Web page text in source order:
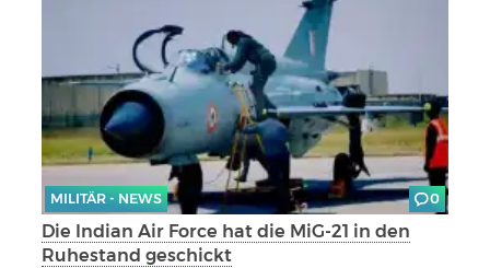
MILITÄR - NEWS 0
Die Indian Air Force hat die MiG-21 in den
Ruhestand geschickt